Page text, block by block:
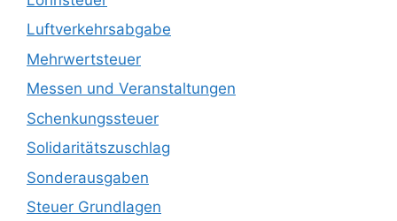
Luftverkehrsabgabe
Mehrwertsteuer
Messen und Veranstaltungen
Schenkungssteuer
Solidaritätszuschlag
Sonderausgaben
Steuer Grundlagen